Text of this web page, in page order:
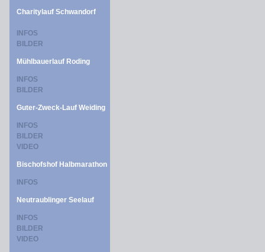
Charitylauf Schwandorf
INFOS
BILDER
Mühlbauerlauf Roding
INFOS
BILDER
Guter-Zweck-Lauf Weiding
INFOS
BILDER
VIDEO
Bischofshof Halbmarathon
INFOS
Neutraublinger Seelauf
INFOS
BILDER
VIDEO